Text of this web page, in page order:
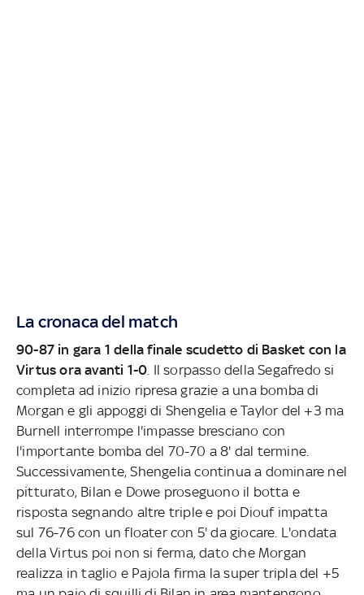
La cronaca del match
90-87 in gara 1 della finale scudetto di Basket con la
Virtus ora avanti 1-0 . Il sorpasso della Segafredo si
completa ad inizio ripresa grazie a una bomba di
Morgan e gli appoggi di Shengelia e Taylor del +3 ma
Burnell interrompe l'impasse bresciano con
l'importante bomba del 70-70 a 8' dal termine.
Successivamente, Shengelia continua a dominare nel
pitturato, Bilan e Dowe proseguono il botta e
risposta segnando altre triple e poi Diouf impatta
sul 76-76 con un floater con 5' da giocare. L'ondata
della Virtus poi non si ferma, dato che Morgan
realizza in taglio e Pajola firma la super tripla del +5